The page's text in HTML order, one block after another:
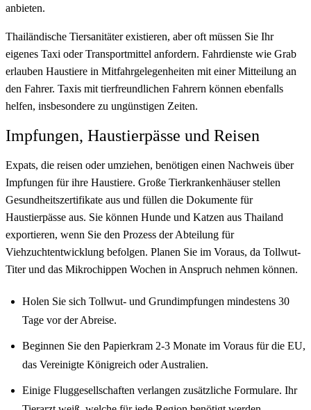
anbieten.
Thailändische Tiersanitäter existieren, aber oft müssen Sie Ihr
eigenes Taxi oder Transportmittel anfordern. Fahrdienste wie Grab
erlauben Haustiere in Mitfahrgelegenheiten mit einer Mitteilung an
den Fahrer. Taxis mit tierfreundlichen Fahrern können ebenfalls
helfen, insbesondere zu ungünstigen Zeiten.
Impfungen, Haustierpässe und Reisen
Expats, die reisen oder umziehen, benötigen einen Nachweis über
Impfungen für ihre Haustiere. Große Tierkrankenhäuser stellen
Gesundheitszertifikate aus und füllen die Dokumente für
Haustierpässe aus. Sie können Hunde und Katzen aus Thailand
exportieren, wenn Sie den Prozess der Abteilung für
Viehzuchtentwicklung befolgen. Planen Sie im Voraus, da Tollwut-
Titer und das Mikrochippen Wochen in Anspruch nehmen können.
Holen Sie sich Tollwut- und Grundimpfungen mindestens 30
Tage vor der Abreise.
Beginnen Sie den Papierkram 2-3 Monate im Voraus für die EU,
das Vereinigte Königreich oder Australien.
Einige Fluggesellschaften verlangen zusätzliche Formulare. Ihr